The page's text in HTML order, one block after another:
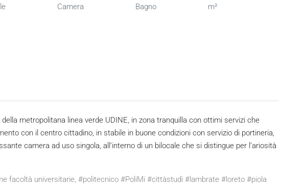
Camera Bagno m²
metropolitana linea verde UDINE, in zona tranquilla con ottimi servizi che
con il centro cittadino, in stabile in buone condizioni con servizio di portineria,
camera ad uso singola, all’interno di un bilocale che si distingue per l’ariosità
facoltà universitarie, #politecnico #PoliMi #cittàstudi #lambrate #loreto #piola